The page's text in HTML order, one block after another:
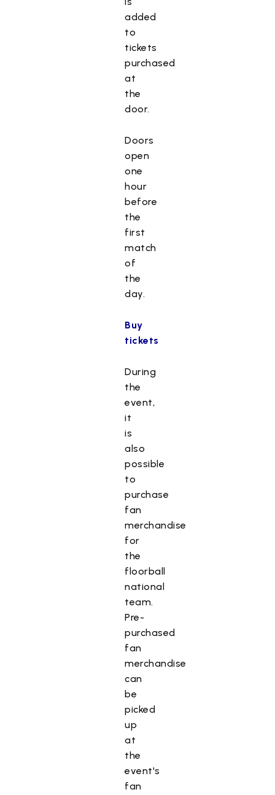
added
to
tickets
purchased
at
the
door.
Doors
open
one
hour
before
the
first
match
of
the
day.
Buy
tickets
During
the
event,
it
is
also
possible
to
purchase
fan
merchandise
for
the
floorball
national
team.
Pre-
purchased
fan
merchandise
can
be
picked
up
at
the
event's
fan